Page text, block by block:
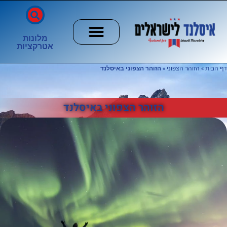
מלונות
אטרקציות
דף הבית»הזוהר הצפוני »הזוהר הצפוני באיסלנד
הזוהר הצפוני באיסלנד